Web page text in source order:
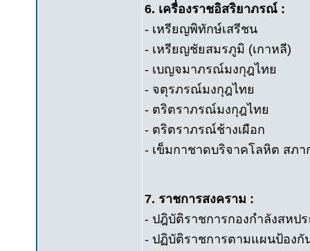
6. เครื่องราชอิสริยาภรณ์ :
- เหรียญพิทักษ์เสรีชน
- เหรียญชัยสมรภูมิ (เกาหลี)
- เบญจมาภรณ์มงกุฎไทย
- จตุรภรณ์มงกุฎไทย
- ตริตราภรณ์มงกุฎไทย
- ตริตราภรณ์ช้างเผือก
- เข็มกาชาดบริจาคโลหิต สภา
7. ราชการสงคราม :
- ปฎิบัติราชการกองกำลังสหป
- ปฏิบัติราชการตามแผนป้องกั